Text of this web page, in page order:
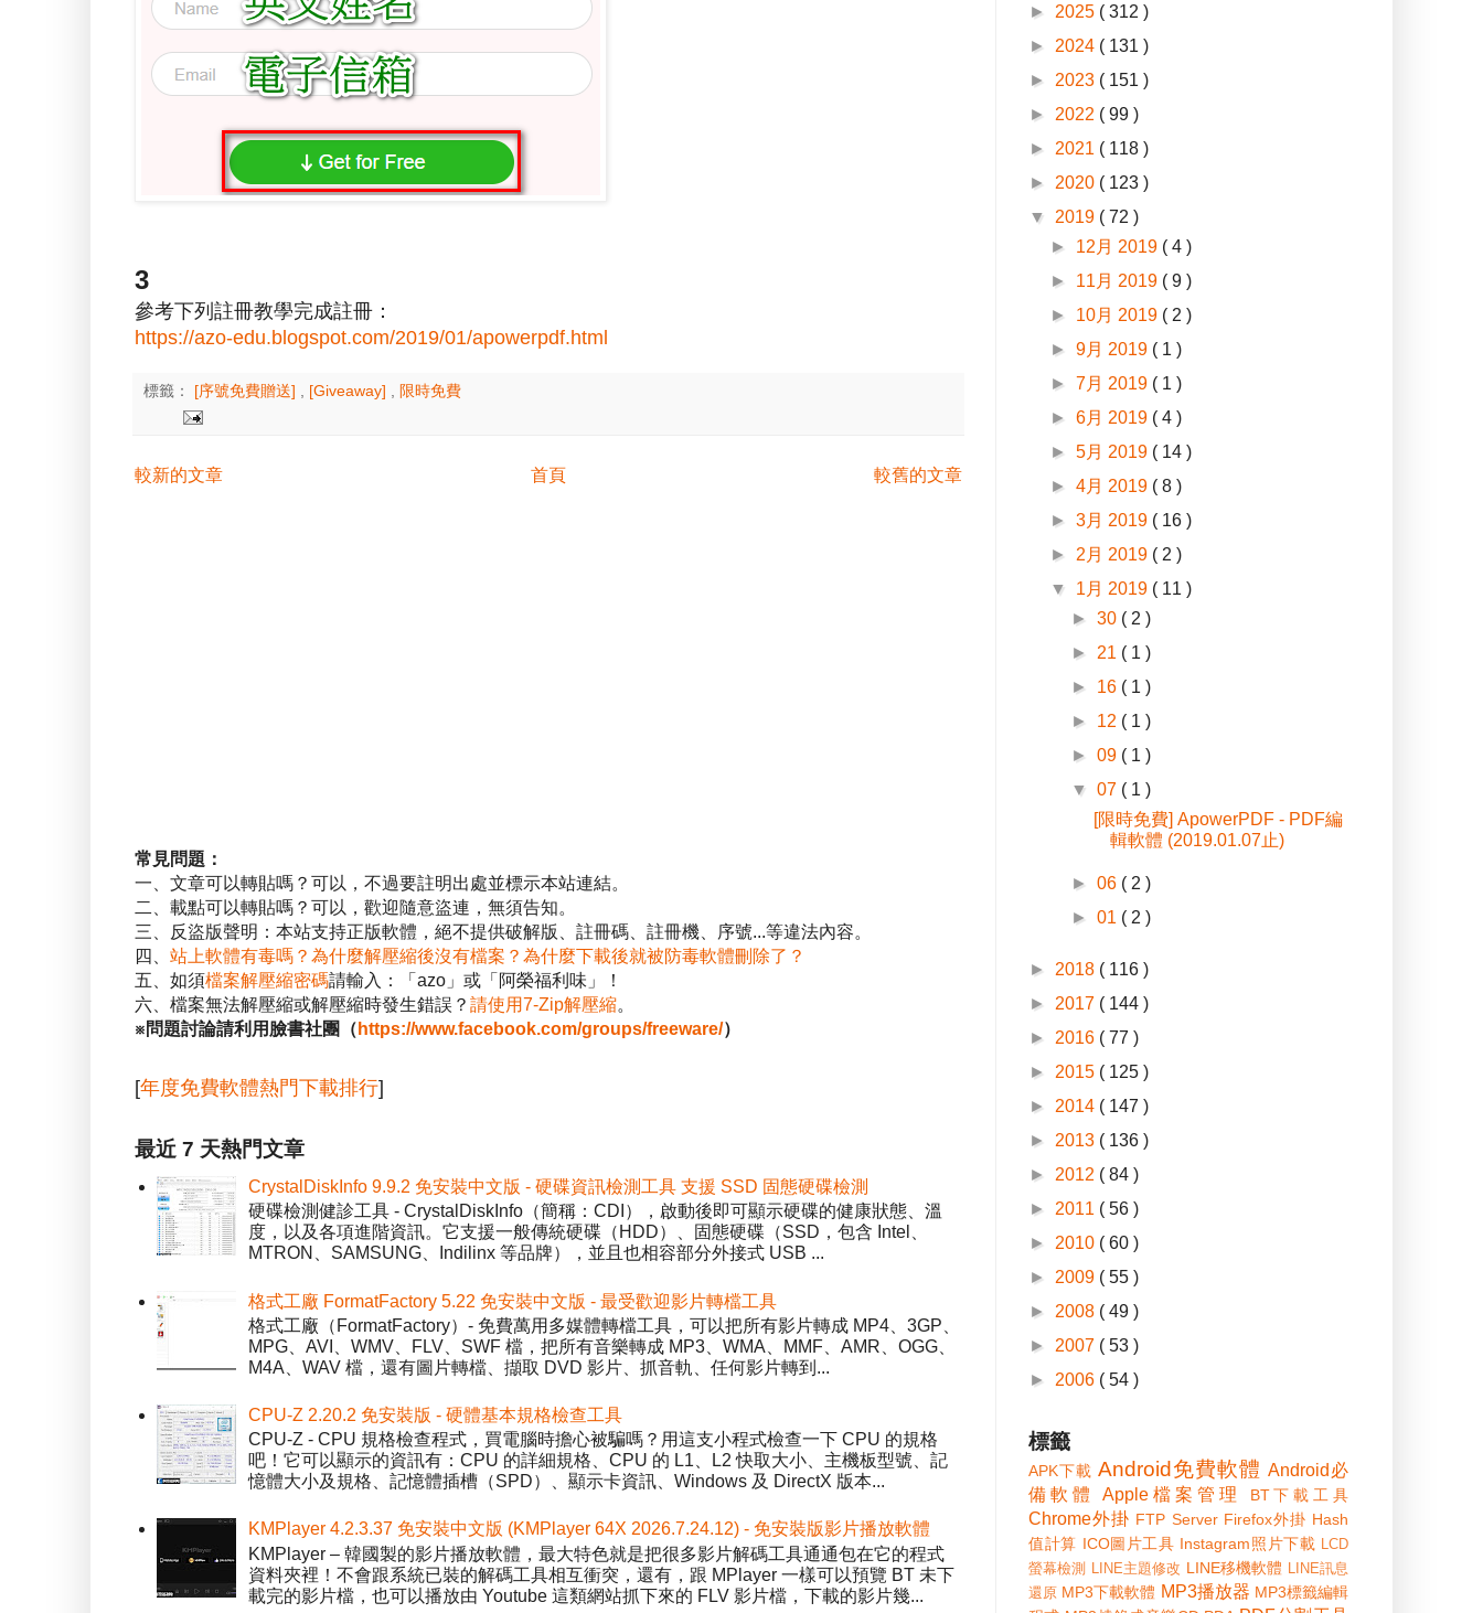
3
參考下列註冊教學完成註冊：
https://azo-edu.blogspot.com/2019/01/apowerpdf.html
標籤： [序號免費贈送] [Giveaway] 限時免費
較新的文章 較舊的文章
首頁
常見問題：
一、文章可以轉貼嗎？可以，不過要註明出處並標示本站連結。
二、載點可以轉貼嗎？可以，歡迎隨意盜連，無須告知。
三、反盜版聲明：本站支持正版軟體，絕不提供破解版、註冊碼、註冊機、序號...等違法內容。
四、 站上軟體有毒嗎？為什麼解壓縮後沒有檔案？為什麼下載後就被防毒軟體刪除了？
五、如須檔案解壓縮密碼請輸入：「azo」或「阿榮福利味」！
六、檔案無法解壓縮或解壓縮時發生錯誤？ 請使用7-Zip解壓縮。
※問題討論請利用臉書社團（ https://www.facebook.com/groups/freeware/）
[年度免費軟體熱門下載排行]
最近 7 天熱門文章
CrystalDiskInfo 9.9.2 免安裝中文版 - 硬碟資訊檢測工具 支援 SSD 固態硬碟檢測
硬碟檢測健診工具 - CrystalDiskInfo（簡稱：CDI），啟動後即可顯示硬碟的健康狀態、溫
度，以及各項進階資訊。它支援一般傳統硬碟（HDD）、固態硬碟（SSD，包含 Intel、
MTRON、SAMSUNG、Indilinx 等品牌），並且也相容部分外接式 USB ...
格式工廠 FormatFactory 5.22 免安裝中文版 - 最受歡迎影片轉檔工具
格式工廠（FormatFactory）- 免費萬用多媒體轉檔工具，可以把所有影片轉成 MP4、3GP、
MPG、AVI、WMV、FLV、SWF 檔，把所有音樂轉成 MP3、WMA、MMF、AMR、OGG、
M4A、WAV 檔，還有圖片轉檔、擷取 DVD 影片、抓音軌、任何影片轉到...
CPU-Z 2.20.2 免安裝版 - 硬體基本規格檢查工具
CPU-Z - CPU 規格檢查程式，買電腦時擔心被騙嗎？用這支小程式檢查一下 CPU 的規格
吧！它可以顯示的資訊有：CPU 的詳細規格、CPU 的 L1、L2 快取大小、主機板型號、記
憶體大小及規格、記憶體插槽（SPD）、顯示卡資訊、Windows 及 DirectX 版本...
KMPlayer 4.2.3.37 免安裝中文版 (KMPlayer 64X 2026.7.24.12) - 免安裝版影片播放軟體
KMPlayer – 韓國製的影片播放軟體，最大特色就是把很多影片解碼工具通通包在它的程式
資料夾裡！不會跟系統已裝的解碼工具相互衝突，還有，跟 MPlayer 一樣可以預覽 BT 未下
載完的影片檔，也可以播放由 Youtube 這類網站抓下來的 FLV 影片檔，下載的影片幾...
► 2025 ( 312 )
► 2024 ( 131 )
► 2023 ( 151 )
► 2022 ( 99 )
► 2021 ( 118 )
► 2020 ( 123 )
▼ 2019 ( 72 )
► 12月 2019 ( 4 )
► 11月 2019 ( 9 )
► 10月 2019 ( 2 )
►9月 2019 ( 1 )
►7月 2019 ( 1 )
►6月 2019 ( 4 )
►5月 2019 ( 14 )
►4月 2019 ( 8 )
►3月 2019 ( 16 )
► 2月 2019 ( 2 )
▼ 1月 2019 ( 11 )
►30 ( 2 )
► 21 ( 1 )
► 16 ( 1 )
► 12 ( 1 )
►09 ( 1 )
▼07 ( 1 )
[限時免費] ApowerPDF - PDF編
輯軟體 (2019.01.07止)
►06 ( 2 )
►01 ( 2 )
► 2018 ( 116 )
► 2017 ( 144 )
► 2016 ( 77 )
► 2015 ( 125 )
► 2014 ( 147 )
► 2013 ( 136 )
► 2012 ( 84 )
► 2011 ( 56 )
► 2010 ( 60 )
► 2009 ( 55 )
► 2008 ( 49 )
► 2007 ( 53 )
► 2006 ( 54 )
標籤
APK下載 Android免費軟體 Android必
備軟體
Apple檔案管理 BT下載工具
Chrome外掛 FTP Server Firefox外掛 Hash
值計算 ICO圖片工具 Instagram照片下載 LCD
螢幕檢測
LINE主題修改 LINE移機軟體 LINE訊息
還原 MP3下載軟體 MP3播放器 MP3標籤編輯